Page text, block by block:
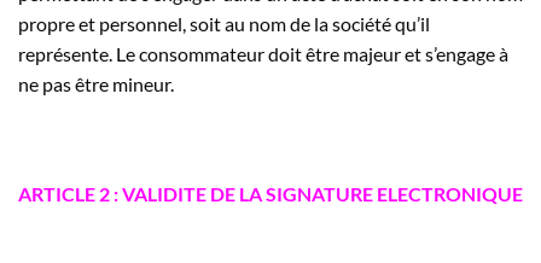
propre et personnel, soit au nom de la société qu’il
représente. Le consommateur doit être majeur et s’engage à
ne pas être mineur.
ARTICLE 2 : VALIDITE DE LA SIGNATURE ELECTRONIQUE